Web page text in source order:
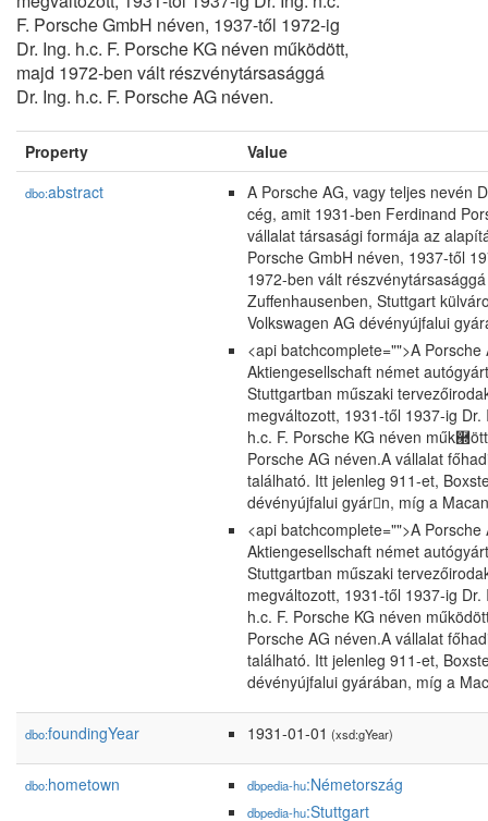
F. Porsche GmbH néven, 1937-től 1972-ig
Dr. Ing. h.c. F. Porsche KG néven működött,
majd 1972-ben vált részvénytársasággá
Dr. Ing. h.c. F. Porsche AG néven.
Property Value
dbo:abstract
A Porsche AG, vagy teljes nevén
cég, amit 1931-ben Ferdinand
vállalat társasági formája az
Porsche GmbH néven, 1937-től
1972-ben vált
Zuffenhausenben, Stuttgart
Volkswagen AG dévényújfalui
<api batchcomplete="">A
Aktiengesellschaft német
Stuttgartban műszaki
megváltozott, 1931-től 1937-ig
h.c. F. Porsche KG néven
Porsche AG néven.A vállalat
található. Itt jelenleg 911-et,
dévényújfalui gyárn, míg a
<api batchcomplete="">A
Aktiengesellschaft német
Stuttgartban műszaki
megváltozott, 1931-től 1937-ig
h.c. F. Porsche KG néven
Porsche AG néven.A vállalat
található. Itt jelenleg 911-et,
dévényújfalui gyárában, míg a
dbo:foundingYear 1931-01-01 (xsd:gYear)
dbo:hometown dbpedia-hu:Németország
dbpedia-hu:Stuttgart